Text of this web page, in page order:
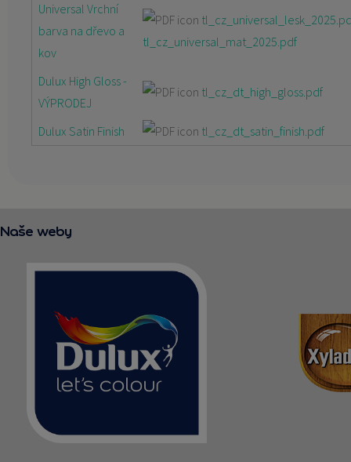
Universal Vrchní
barva na dřevo a
kov
tl_cz_universal_mat_2025.pdf
Dulux High Gloss -
VÝPRODEJ
tl_cz_dt_high_gloss.pdf
Dulux Satin Finish tl_cz_dt_satin_finish.pdf
Naše weby